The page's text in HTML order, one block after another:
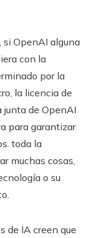
si OpenAI alguna
con la
por la
la licencia de
junta de OpenAI
para garantizar
toda la
muchas cosas,
o su
de IA creen que